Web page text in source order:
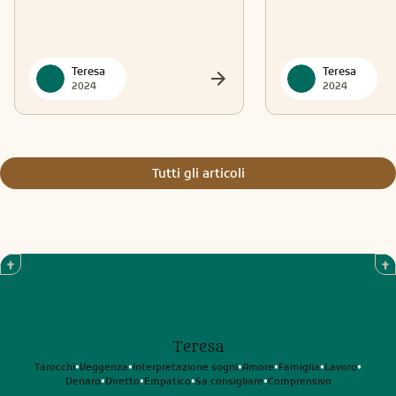
Teresa
2024
Teresa
2024
Tutti gli articoli
Teresa
Tarocchi•Veggenza•Interpretazione sogni•Amore•Famiglia•Lavoro•
Denaro•Diretto•Empatico•Sa consigliare•Comprensivo